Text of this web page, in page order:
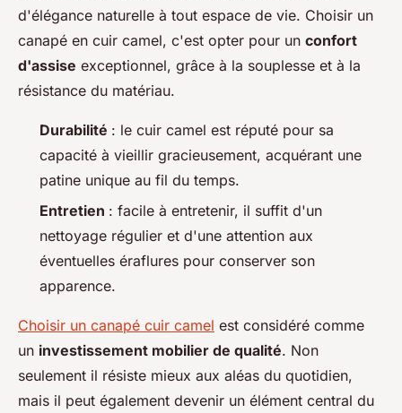
d'élégance naturelle à tout espace de vie. Choisir un
canapé en cuir camel, c'est opter pour un confort
d'assise exceptionnel, grâce à la souplesse et à la
résistance du matériau.
Durabilité : le cuir camel est réputé pour sa
capacité à vieillir gracieusement, acquérant une
patine unique au fil du temps.
Entretien : facile à entretenir, il suffit d'un
nettoyage régulier et d'une attention aux
éventuelles éraflures pour conserver son
apparence.
Choisir un canapé cuir camel est considéré comme
un investissement mobilier de qualité. Non
seulement il résiste mieux aux aléas du quotidien,
mais il peut également devenir un élément central du